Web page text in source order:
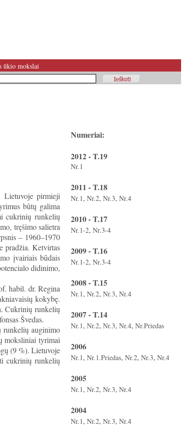
ūkio mokslai
Lietuvoje pirmieji
būtų galima
cukrinių runkelių
tręšimo salietra
– 1960–1970
pradžia. Ketvirtas
įvairiais būdais
didinimo,
habil. dr. Regina
kokybę.
Cukrinių runkelių
Švedas.
runkelių auginimo
moksliniai tyrimai
(9 %). Lietuvoje
cukrinių runkelių
Numeriai:
2012 - T.19
Nr.1
2011 - T.18
Nr.1, Nr.2, Nr.3, Nr.4
2010 - T.17
Nr.1-2, Nr.3-4
2009 - T.16
Nr.1-2, Nr.3-4
2008 - T.15
Nr.1, Nr.2, Nr.3, Nr.4
2007 - T.14
Nr.1, Nr.2, Nr.3, Nr.4, Nr.Priedas
2006
Nr.1, Nr.1.Priedas, Nr.2, Nr.3, Nr.4
2005
Nr.1, Nr.2, Nr.3, Nr.4
2004
Nr.1, Nr.2, Nr.3, Nr.4